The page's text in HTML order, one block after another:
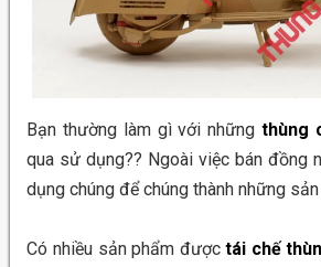
Bạn thường làm gì với những thùng
qua sử dụng?? Ngoài việc bán đồng
dụng chúng để chúng thành những
Có nhiều sản phẩm đượctái chế